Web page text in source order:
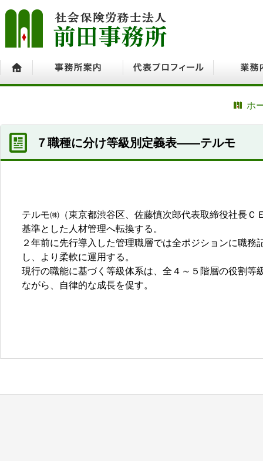
ホ
７職種に分け等級別定義表――テルモ
テルモ㈱（東京都渋谷区、佐藤慎次郎代表取締役社長
基準とした人材管理へ転換する。
２年前に先行導入した管理職層では全ポジションに職
し、より柔軟に運用する。
現行の職能に基づく等級体系は、全４～５階層の役割
ながら、自律的な成長を促す。